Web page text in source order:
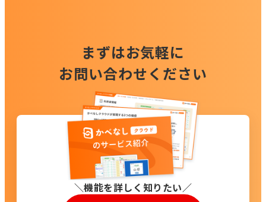
まずはお気軽に
お問い合わせください
機能を詳しく知りたい